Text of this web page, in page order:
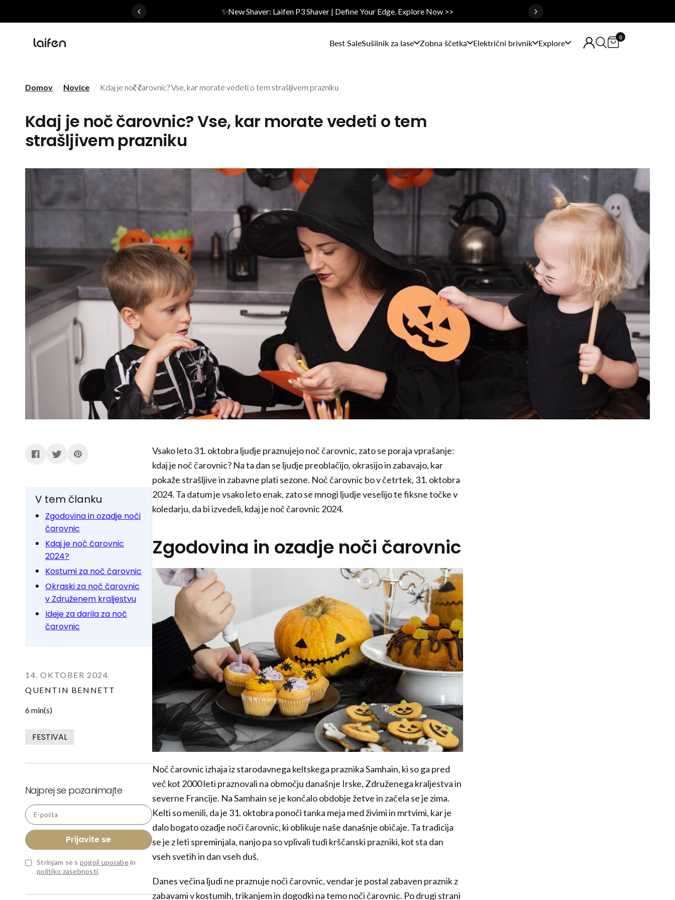
✨New Shaver: Laifen P3 Shaver | Define Your Edge. Explore Now >>
Best SaleSušilnik za lase Zobna ščetka Električni brivnik Explore
0
Domov / Novice / Kdaj je noč čarovnic? Vse, kar morate vedeti o tem strašljivem prazniku
Kdaj je noč čarovnic? Vse, kar morate vedeti o tem
strašljivem prazniku
V tem članku
Zgodovina in ozadje noči
čarovnic
Kdaj je noč čarovnic
2024?
Kostumi za noč čarovnic
Okraski za noč čarovnic
v Združenem kraljestvu
Ideje za darila za noč
čarovnic
14. OKTOBER 2024
QUENTIN BENNETT
6 min(s)
FESTIVAL
Najprej se pozanimajte
E-pošta
Prijavite se
Strinjam se s pogoji uporabein
politiko zasebnosti.
Vsako leto 31. oktobra ljudje praznujejo noč čarovnic, zato se poraja vprašanje:
kdaj je noč čarovnic? Na ta dan se ljudje preoblačijo, okrasijo in zabavajo, kar
pokaže strašljive in zabavne plati sezone. Noč čarovnic bo v četrtek, 31. oktobra
2024. Ta datum je vsako leto enak, zato se mnogi ljudje veselijo te fiksne točke v
koledarju, da bi izvedeli, kdaj je noč čarovnic 2024.
Zgodovina in ozadje noči čarovnic
Noč čarovnic izhaja iz starodavnega keltskega praznika Samhain, ki so ga pred
več kot 2000 leti praznovali na območju današnje Irske, Združenega kraljestva in
severne Francije. Na Samhain se je končalo obdobje žetve in začela se je zima.
Kelti so menili, da je 31. oktobra ponoči tanka meja med živimi in mrtvimi, kar je
dalo bogato ozadje noči čarovnic, ki oblikuje naše današnje običaje. Ta tradicija
se je z leti spreminjala, nanjo pa so vplivali tudi krščanski prazniki, kot sta dan
vseh svetih in dan vseh duš.
Danes večina ljudi ne praznuje noči čarovnic, vendar je postal zabaven praznik z
zabavami v kostumih, trikanjem in dogodki na temo noči čarovnic. Po drugi strani